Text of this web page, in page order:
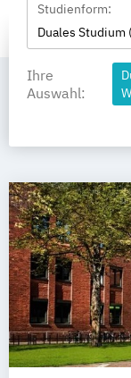
Studienform:
Duales Studium
Ihre
Auswahl: